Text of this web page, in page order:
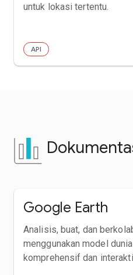
untuk lokasi tertentu.
API
Google Earth
Analisis, buat, dan
menggunakan model
komprehensif dan